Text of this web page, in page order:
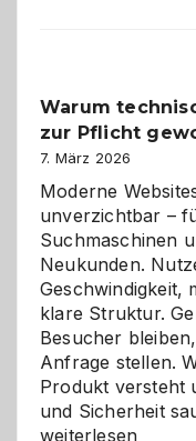
den
Warum
zur Pflicht
7. März 2026
Moderne
unverzichtbar –
Suchmaschinen
Neukunden.
Geschwindigkeit,
klare Struktur.
Besucher
Anfrage stellen.
Produkt versteht
und Sicherheit
weiterlesen